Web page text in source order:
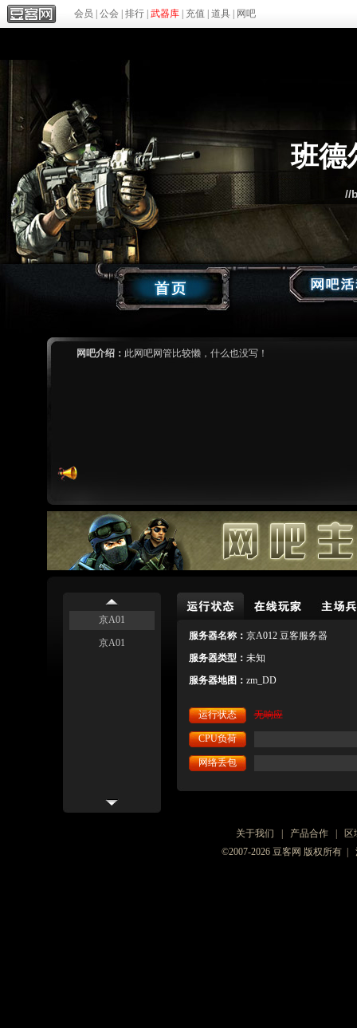
会员 公会| 排行| 武器库| 充值 道具| 网吧
班德
//
网吧介绍： 此网吧网管比较懒，什么也没写！
京A01
京A01
服务器名称： 京A012 豆客服务器
服务器类型： 未知
服务器地图： zm_DD
运行状态 无响应
CPU负荷
网络丢包
关于我们 产品合作
区
©2007-2026 豆客网 版权所有 |